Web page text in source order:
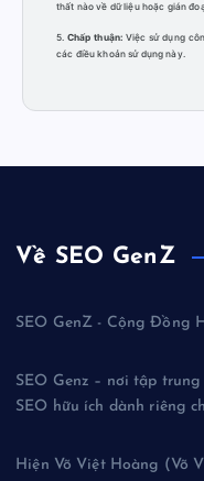
thất nào về dữ liệu hoặc gián
5.Chấp thuận: Việc sử dụng
các điều khoản sử dụng này.
Về SEO GenZ
SEO GenZ - Cộng Đồng
SEO Genz – nơi tập
SEO hữu ích dành riêng
Hiện Võ Việt Hoàng (Võ